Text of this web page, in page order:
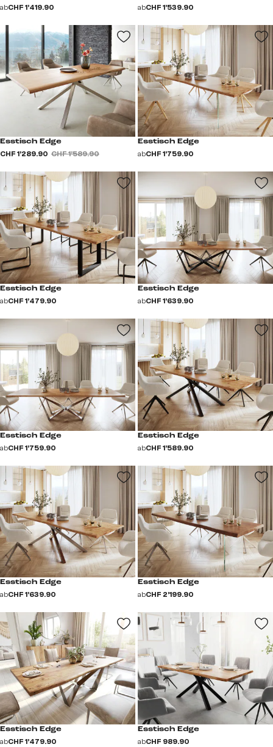
abCHF 1’419.90 abCHF 1’539.90
Esstisch Edge
CHF 1’289.90 CHF 1’589.90
Esstisch Edge
abCHF 1’759.90
Esstisch Edge
abCHF 1’479.90
Esstisch Edge
abCHF 1’639.90
Esstisch Edge
abCHF 1’759.90
Esstisch Edge
abCHF 1’589.90
Esstisch Edge
abCHF 1’639.90
Esstisch Edge
abCHF 2’199.90
Esstisch Edge
abCHF 1’479.90
Esstisch Edge
abCHF 989.90